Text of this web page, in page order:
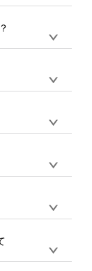
できます。
注文の場合
グコンシェル
ください。製
ンデマンド
とが可能で
/ AI / PSD /
大サイズ
使用できな
Illustratorか
。AIで保存
ドして下さ
以上のご製
当するエコバ
メールなど
製作数量が
が、デザイ
サー
下の場合
い)
伝票番号を
、直接配送業
します。
が適用され
の1％が1ポ
文時に1ポイ
す。ポイン
次回ご注文時
Tシャツのホ
ル、ホワイト